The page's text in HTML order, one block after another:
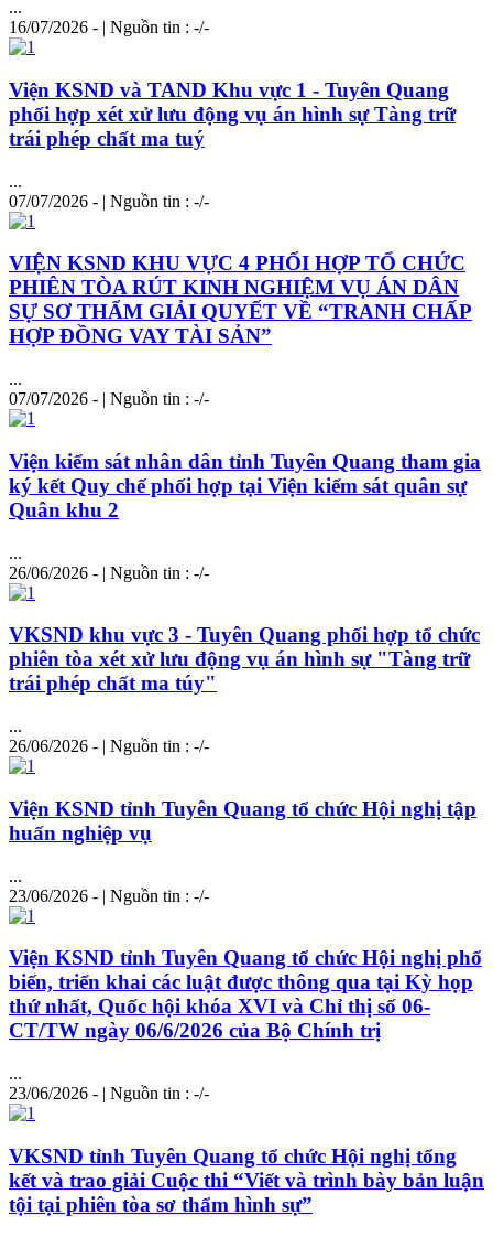
...
16/07/2026 - | Nguồn tin : -/-
Viện KSND và TAND Khu vực 1 - Tuyên Quang
phối hợp xét xử lưu động vụ án hình sự Tàng trữ
trái phép chất ma tuý
...
07/07/2026 - | Nguồn tin : -/-
VIỆN KSND KHU VỰC 4 PHỐI HỢP TỔ CHỨC
PHIÊN TÒA RÚT KINH NGHIỆM VỤ ÁN DÂN
SỰ SƠ THẨM GIẢI QUYẾT VỀ “TRANH CHẤP
HỢP ĐỒNG VAY TÀI SẢN”
...
07/07/2026 - | Nguồn tin : -/-
Viện kiểm sát nhân dân tỉnh Tuyên Quang tham gia
ký kết Quy chế phối hợp tại Viện kiểm sát quân sự
Quân khu 2
...
26/06/2026 - | Nguồn tin : -/-
VKSND khu vực 3 - Tuyên Quang phối hợp tổ chức
phiên tòa xét xử lưu động vụ án hình sự "Tàng trữ
trái phép chất ma túy"
...
26/06/2026 - | Nguồn tin : -/-
Viện KSND tỉnh Tuyên Quang tổ chức Hội nghị tập
huấn nghiệp vụ
...
23/06/2026 - | Nguồn tin : -/-
Viện KSND tỉnh Tuyên Quang tổ chức Hội nghị phổ
biến, triển khai các luật được thông qua tại Kỳ họp
thứ nhất, Quốc hội khóa XVI và Chỉ thị số 06-
CT/TW ngày 06/6/2026 của Bộ Chính trị
...
23/06/2026 - | Nguồn tin : -/-
VKSND tỉnh Tuyên Quang tổ chức Hội nghị tổng
kết và trao giải Cuộc thi “Viết và trình bày bản luận
tội tại phiên tòa sơ thẩm hình sự”